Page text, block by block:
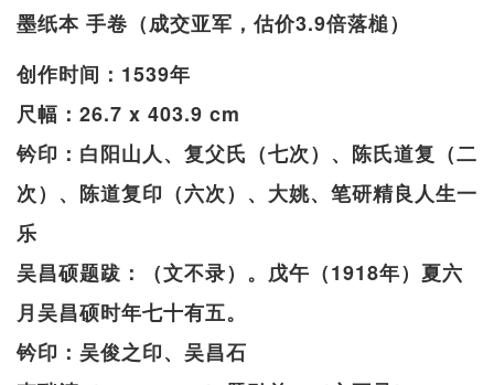
墨纸本 手卷（成交亚军，估价3.9倍落槌）
创作时间：1539年
尺幅：26.7 x 403.9 cm
钤印：白阳山人、复父氏（七次）、陈氏道复（二
次）、陈道复印（六次）、大姚、笔研精良人生一
乐
吴昌硕题跋：（文不录）。戊午（1918年）夏六
月吴昌硕时年七十有五。
钤印：吴俊之印、吴昌石